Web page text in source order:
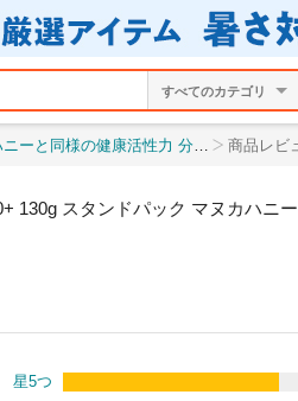
付 オーガニック認定 はちみつ 蜂蜜 非加熱 商品レビ
130g スタンドパック マヌカハニ
星5つ